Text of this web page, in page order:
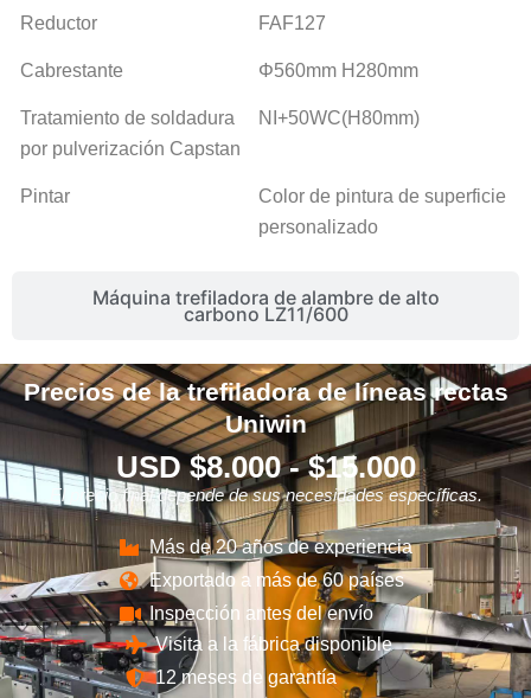
Máquina trefiladora de alambre de alto
carbono LZ11/600
Reductor FAF127
Cabrestante Φ560mm H280mm
Tratamiento de soldadura
por pulverización Capstan
NI+50WC(H80mm)
Pintar
Color de pintura de superficie
personalizado
Precios de la trefiladora de líneas rectas
Uniwin
USD $8.000 - $15.000
El precio final depende de sus necesidades específicas.
Más de 20 años de experiencia
Exportado a más de 60 países
Inspección antes del envío
Visita a la fábrica disponible
12 meses de garantía